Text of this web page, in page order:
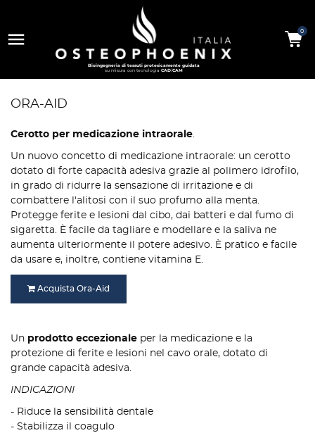

Bioingegneria di tessuti protesicamente guidata
su misura con tecnologia CAD/CAM
0
ORA-AID
Cerotto per medicazione intraorale.
Un nuovo concetto di medicazione intraorale: un cerotto
dotato di forte capacità adesiva grazie al polimero idrofilo,
in grado di ridurre la sensazione di irritazione e di
combattere l'alitosi con il suo profumo alla menta.
Protegge ferite e lesioni dal cibo, dai batteri e dal fumo di
sigaretta. È facile da tagliare e modellare e la saliva ne
aumenta ulteriormente il potere adesivo. È pratico e facile
da usare e, inoltre, contiene vitamina E.
Acquista Ora-Aid
Un prodotto eccezionale per la medicazione e la
protezione di ferite e lesioni nel cavo orale, dotato di
grande capacità adesiva.
INDICAZIONI
- Riduce la sensibilità dentale
- Stabilizza il coagulo